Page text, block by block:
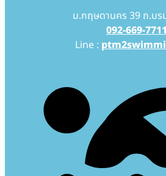
ม.กฤษดานคร 39 ถ.บร
092-669-7711
Line :